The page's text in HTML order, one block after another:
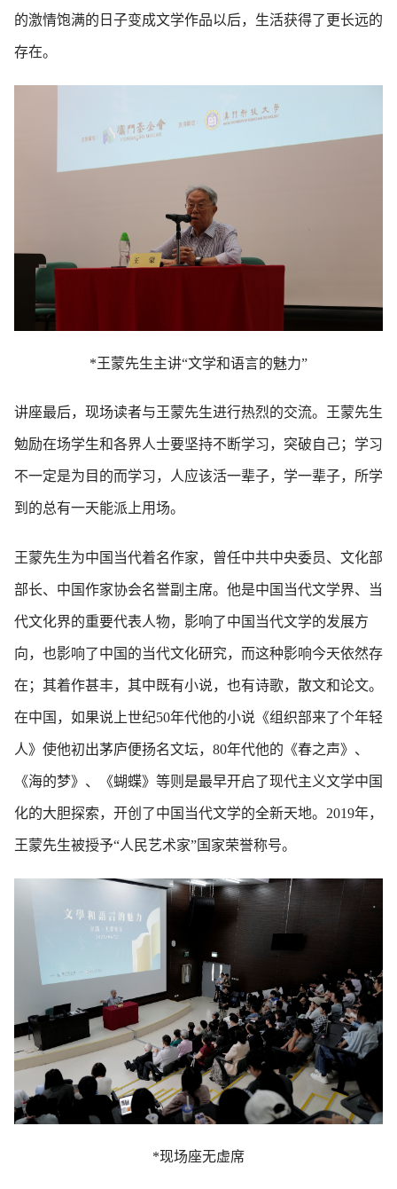
的激情饱满的日子变成文学作品以后，生活获得了更长远的
存在。
*王蒙先生主讲“文学和语言的魅力”
讲座最后，现场读者与王蒙先生进行热烈的交流。王蒙先生
勉励在场学生和各界人士要坚持不断学习，突破自己；学习
不一定是为目的而学习，人应该活一辈子，学一辈子，所学
到的总有一天能派上用场。
王蒙先生为中国当代着名作家，曾任中共中央委员、文化部
部长、中国作家协会名誉副主席。他是中国当代文学界、当
代文化界的重要代表人物，影响了中国当代文学的发展方
向，也影响了中国的当代文化研究，而这种影响今天依然存
在；其着作甚丰，其中既有小说，也有诗歌，散文和论文。
在中国，如果说上世纪50年代他的小说《组织部来了个年轻
人》使他初出茅庐便扬名文坛，80年代他的《春之声》、
《海的梦》、《蝴蝶》等则是最早开启了现代主义文学中国
化的大胆探索，开创了中国当代文学的全新天地。2019年，
王蒙先生被授予“人民艺术家”国家荣誉称号。
*现场座无虚席